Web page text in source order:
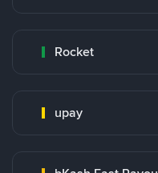
Rocket
upay